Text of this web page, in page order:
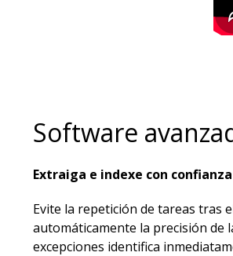
Software
Extraiga e indexe con confianza
Evite la repetición de tareas tras
automáticamente la precisión de
excepciones identifica